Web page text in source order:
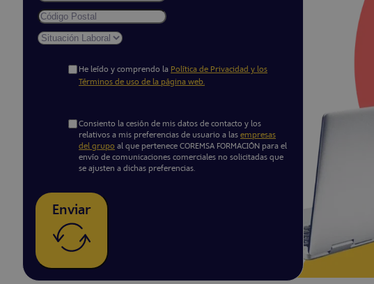
He leído y comprendo la Política de Privacidad y los
Términos de uso de la página web.
Consiento la cesión de mis datos de contacto y los
relativos a mis preferencias de usuario a las empresas
del grupo al que pertenece COREMSA FORMACIÓN para el
envío de comunicaciones comerciales no solicitadas que
se ajusten a dichas preferencias.
Enviar